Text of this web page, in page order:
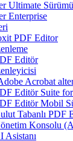
Ultimate Sürümü
Enterprise
PDF Editor
Editör
Acrobat
Editör Suite
Editör Mobil
Tabanlı PDF
Konsolu
Asistanı